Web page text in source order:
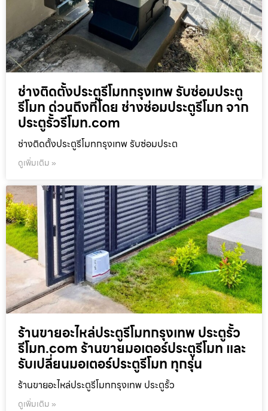
ช่างติดตั้งประตูรีโมทกรุงเทพ รับซ่อมประตู
รีโมท ด่วนถึงที่โดย ช่างซ่อมประตูรีโมท จาก
ประตูรั้วรีโมท.com
ช่างติดตั้งประตูรีโมทกรุงเทพ รับซ่อมประต
ดูเพิ่มเติม »
ร้านขายอะไหล่ประตูรีโมทกรุงเทพ ประตูรั้ว
รีโมท.com ร้านขายมอเตอร์ประตูรีโมท และ
รับเปลี่ยนมอเตอร์ประตูรีโมท ทุกรุ่น
ร้านขายอะไหล่ประตูรีโมทกรุงเทพ ประตูรั้ว
ดูเพิ่มเติม »